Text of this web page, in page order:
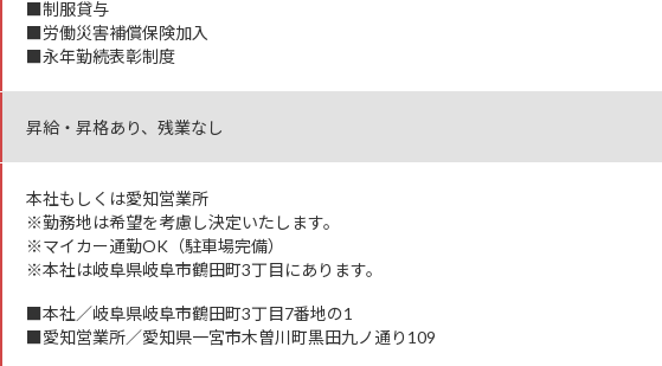
■制服貸与
■労働災害補償保険加入
■永年勤続表彰制度
昇給・昇格あり、残業なし
本社もしくは愛知営業所
※勤務地は希望を考慮し決定いたします。
※マイカー通勤OK（駐車場完備）
※本社は岐阜県岐阜市鶴田町3丁目にあります。
■本社／岐阜県岐阜市鶴田町3丁目7番地の1
■愛知営業所／愛知県一宮市木曽川町黒田九ノ通り109